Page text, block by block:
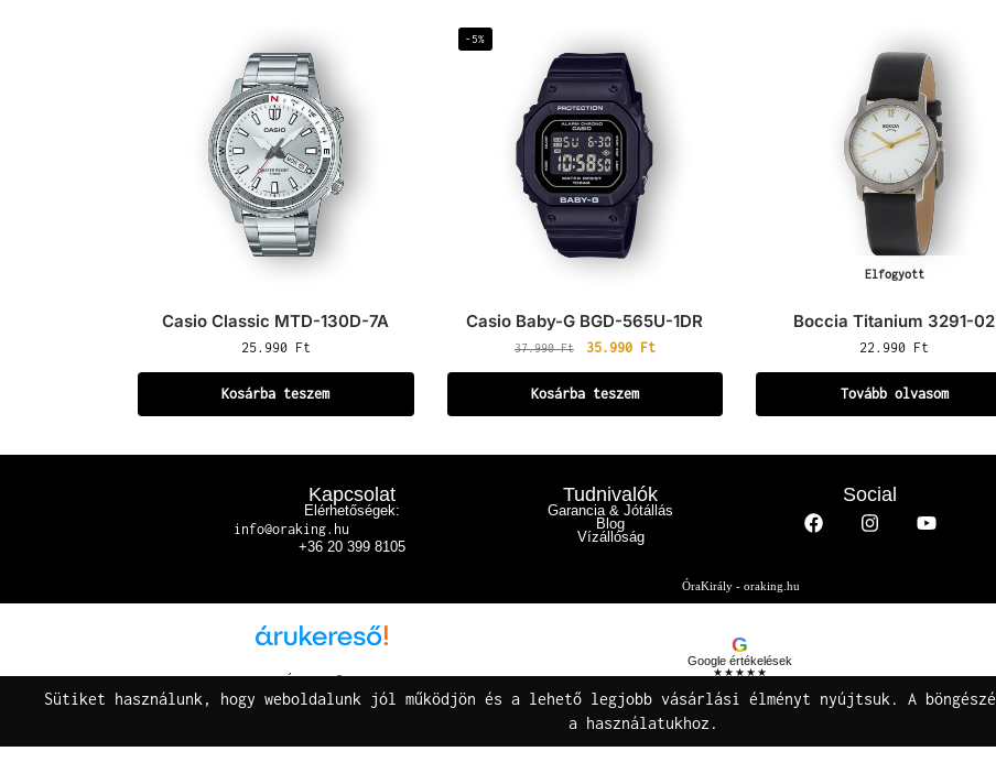
Casio Classic MTD-130D-7A
25.990 Ft
Kosárba teszem
-5%
Casio Baby-G BGD-565U-1DR
37.990Ft 35.990 Ft
Kosárba teszem
Elfogyott
Boccia Titanium 3291-02
22.990 Ft
Tovább olvasom
Kapcsolat
Elérhetőségek:
info@oraking.hu
+36 20 399 8105
Tudnivalók
Garancia & Jótállás
Blog
Vízállóság
Social
ÓraKirály - oraking.hu
Árukereső.hu
G
Google értékelések
★★★★★
Buza Gáspár E.V.